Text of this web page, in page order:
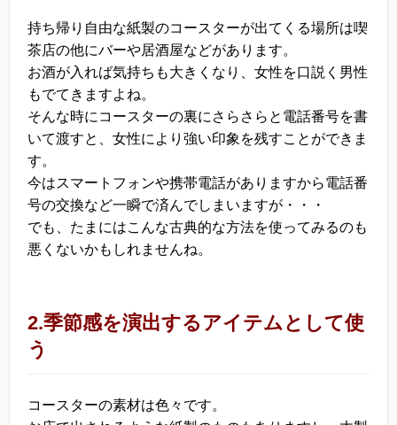
持ち帰り自由な紙製のコースターが出てくる場所は喫
茶店の他にバーや居酒屋などがあります。
お酒が入れば気持ちも大きくなり、女性を口説く男性
もでてきますよね。
そんな時にコースターの裏にさらさらと電話番号を書
いて渡すと、女性により強い印象を残すことができま
す。
今はスマートフォンや携帯電話がありますから電話番
号の交換など一瞬で済んでしまいますが・・・
でも、たまにはこんな古典的な方法を使ってみるのも
悪くないかもしれませんね。
2.季節感を演出するアイテムとして使
う
コースターの素材は色々です。